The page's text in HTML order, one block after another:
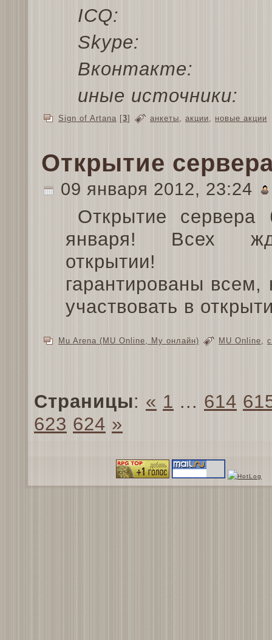
ICQ:
Skype:
Вконтакте:
иные источники:
Sign of Artana [3] анкеты акции новые акции
Открытие
09 января 2012, 23:24
Открытие сервера
января! Всех
открытии!
гарантированы всем,
участвовать в
Mu Arena (MU Online, Му онлайн) MU Online
Страницы: « 1 ... 614
623 624 »